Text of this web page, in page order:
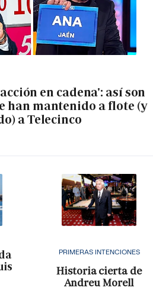
en cadena': así son
han mantenido a flote (y
a Telecinco
PRIMERAS INTENCIONES
Historia cierta de
Andreu Morell